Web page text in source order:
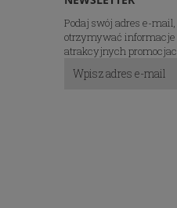
Podaj swój adres e-
otrzymywać informacje
atrakcyjnych